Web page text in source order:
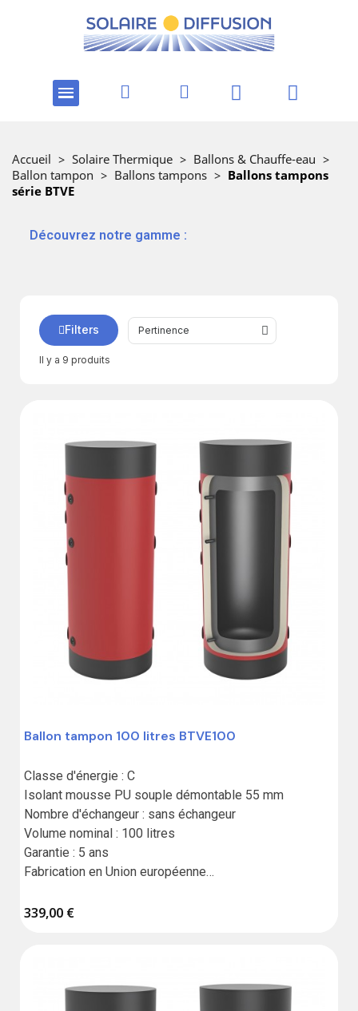
Accueil > Solaire Thermique > Ballons & Chauffe-eau >
Ballon tampon > Ballons tampons > Ballons tampons
série BTVE
‎ ‎ ‎‎ ‎Découvrez notre gamme :
Il y a 9 produits
Filters
Ballon tampon 100 litres BTVE100
Classe d'énergie : C
Isolant mousse PU souple démontable 55 mm
Nombre d'échangeur : sans échangeur
Volume nominal : 100 litres
Garantie : 5 ans
Fabrication en Union européenne
339,00 €